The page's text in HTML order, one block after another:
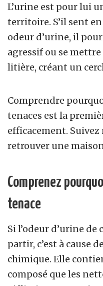
L’urine est pour lui
territoire. S’il sent
odeur d’urine, il
agressif ou se
litière, créant un
Comprendre
tenaces est la
efficacement.
retrouver une
Comprenez
tenace
Si l’odeur d’urine
partir, c’est à cause
chimique. Elle
composé que les